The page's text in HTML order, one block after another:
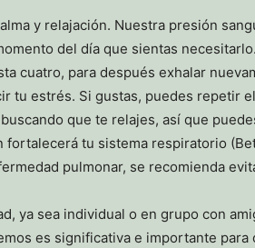
y relajación. Nuestra presión
del día que sientas
cuatro, para después exhalar
tu estrés. Si gustas, puedes repetir
que te relajes, así que
tu sistema respiratorio
pulmonar, se recomienda
ya sea individual o en grupo con
es significativa e importante